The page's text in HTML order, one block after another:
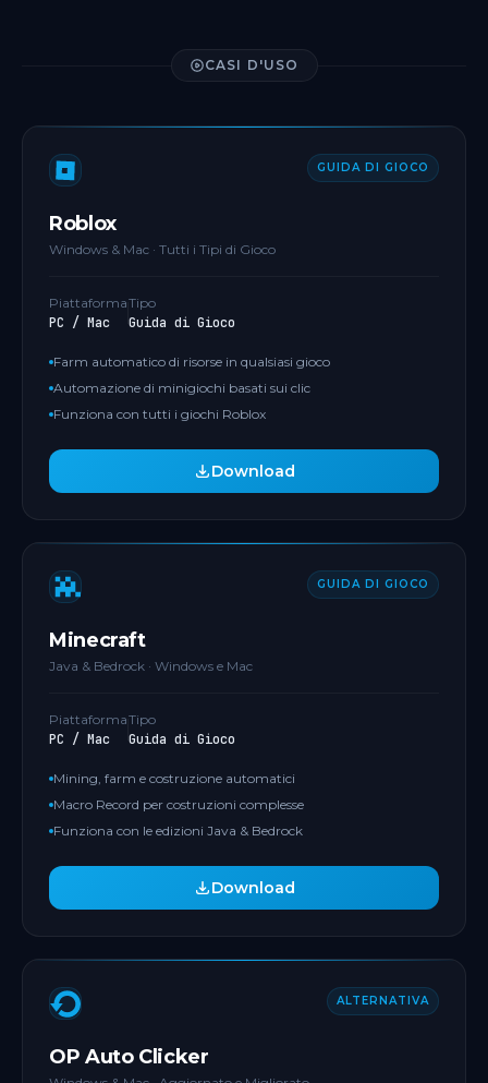
CASI D'USO
GUIDA DI GIOCO
Roblox
Windows & Mac · Tutti i Tipi di Gioco
Piattaforma
PC / Mac
Tipo
Guida di Gioco
Farm automatico di risorse in qualsiasi gioco
Automazione di minigiochi basati sui clic
Funziona con tutti i giochi Roblox
Download
GUIDA DI GIOCO
Minecraft
Java & Bedrock · Windows e Mac
Piattaforma
PC / Mac
Tipo
Guida di Gioco
Mining, farm e costruzione automatici
Macro Record per costruzioni complesse
Funziona con le edizioni Java & Bedrock
Download
ALTERNATIVA
OP Auto Clicker